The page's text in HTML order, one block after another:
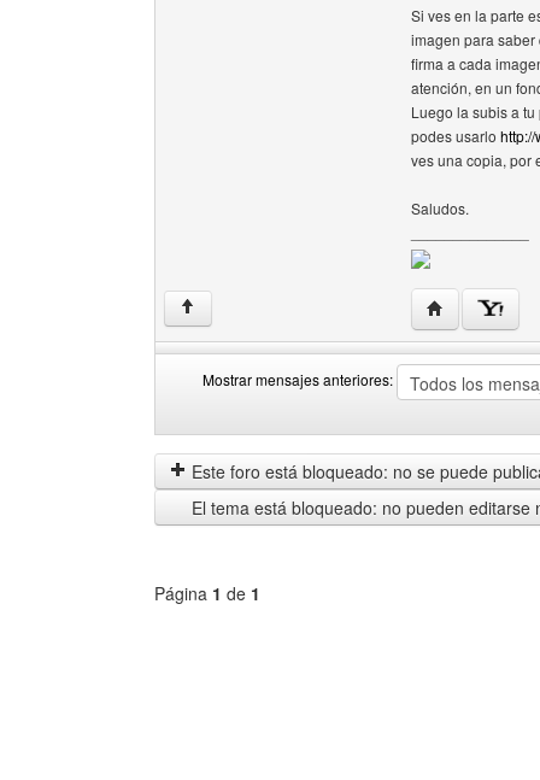
Si ves en la parte
imagen para
firma a cada
atención, en un
Luego la subis a
podes usarlo
ves una copia, por
Saludos.
↑ Visitar sitio
Mostrar mensajes anteriores:
mensajes
anteriores
by
Este foro está bloqueado: no se puede
El tema está bloqueado: no pueden editarse
Página 1 de 1